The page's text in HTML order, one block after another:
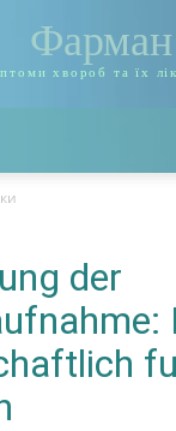
Фарман
хвороб та їх
der